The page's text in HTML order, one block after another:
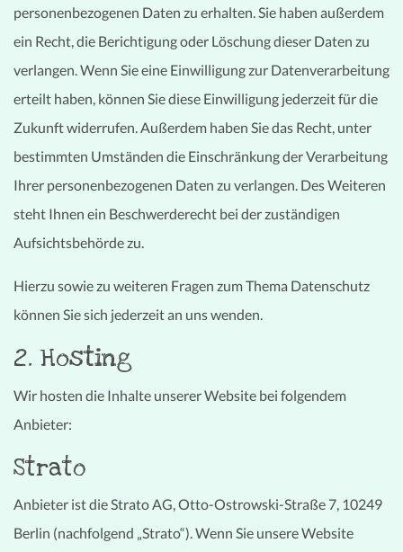
personenbezogenen Daten zu erhalten. Sie haben außerdem
ein Recht, die Berichtigung oder Löschung dieser Daten zu
verlangen. Wenn Sie eine Einwilligung zur Datenverarbeitung
erteilt haben, können Sie diese Einwilligung jederzeit für die
Zukunft widerrufen. Außerdem haben Sie das Recht, unter
bestimmten Umständen die Einschränkung der Verarbeitung
Ihrer personenbezogenen Daten zu verlangen. Des Weiteren
steht Ihnen ein Beschwerderecht bei der zuständigen
Aufsichtsbehörde zu.
Hierzu sowie zu weiteren Fragen zum Thema Datenschutz
können Sie sich jederzeit an uns wenden.
2. Hosting
Wir hosten die Inhalte unserer Website bei folgendem
Anbieter:
Strato
Anbieter ist die Strato AG, Otto-Ostrowski-Straße 7, 10249
Berlin (nachfolgend „Strato“). Wenn Sie unsere Website